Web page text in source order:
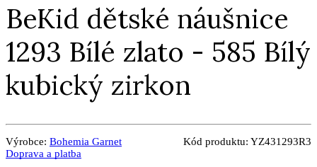
BeKid dětské náušnice
1293 Bílé zlato - 585 Bílý
kubický zirkon
Výrobce: Bohemia Garnet Kód produktu: YZ431293R3
Doprava a platba